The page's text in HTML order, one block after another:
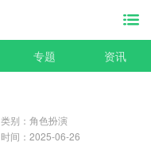
专题 资讯
类别：角色扮演
时间：2025-06-26